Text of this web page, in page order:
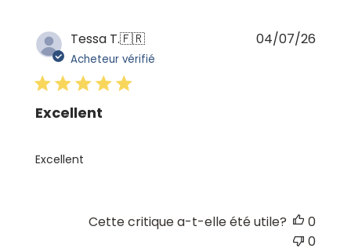
Tessa T.🇫🇷
Acheteur vérifié
Excellent
Excellent
04/07/26
Cette critique a-t-elle été utile?
0
0